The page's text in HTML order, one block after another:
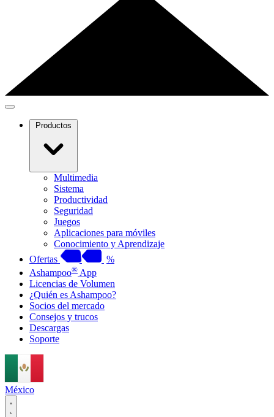
Productos
Multimedia
Sistema
Productividad
Seguridad
Juegos
Aplicaciones para móviles
Conocimiento y Aprendizaje
Ofertas
%
Ashampoo® App
Licencias de Volumen
¿Quién es Ashampoo?
Socios del mercado
Consejos y trucos
Descargas
Soporte
México